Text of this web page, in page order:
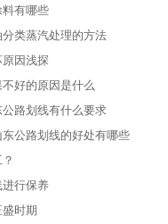
有哪些
类蒸汽处理的方法
因浅探
好的原因是什么
路划线有什么要求
公路划线的好处有哪些
行保养
时期